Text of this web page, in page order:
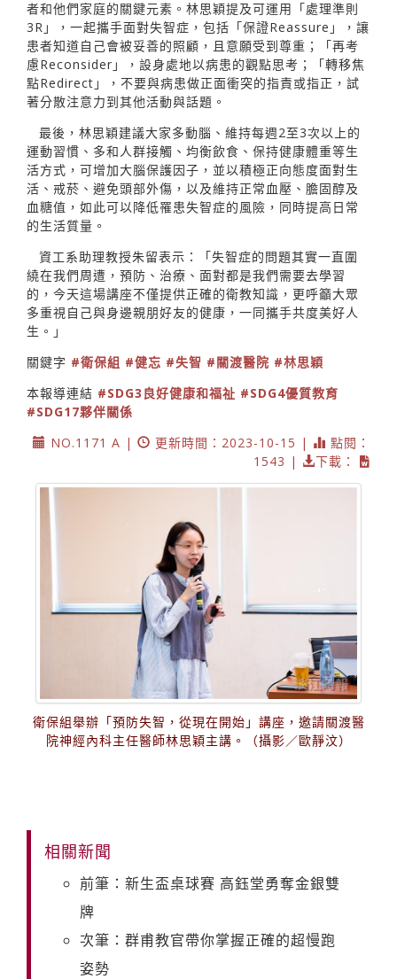
者和他們家庭的關鍵元素。林思穎提及可運用「處理準則
3R」，一起攜手面對失智症，包括「保證Reassure」，讓
患者知道自己會被妥善的照顧，且意願受到尊重；「再考
慮Reconsider」，設身處地以病患的觀點思考；「轉移焦
點Redirect」，不要與病患做正面衝突的指責或指正，試
著分散注意力到其他活動與話題。
最後，林思穎建議大家多動腦、維持每週2至3次以上的
運動習慣、多和人群接觸、均衡飲食、保持健康體重等生
活方式，可增加大腦保護因子，並以積極正向態度面對生
活、戒菸、避免頭部外傷，以及維持正常血壓、膽固醇及
血糖值，如此可以降低罹患失智症的風險，同時提高日常
的生活質量。
資工系助理教授朱留表示：「失智症的問題其實一直圍
繞在我們周遭，預防、治療、面對都是我們需要去學習
的，今天這場講座不僅提供正確的衛教知識，更呼籲大眾
多重視自己與身邊親朋好友的健康，一同攜手共度美好人
生。」
關鍵字 #衛保組 #健忘 #失智 #關渡醫院 #林思穎
本報導連結 #SDG3良好健康和福祉 #SDG4優質教育
#SDG17夥伴關係
NO.1171 A |
更新時間：2023-10-15 |
點閱：
1543 |
下載：
衛保組舉辦「預防失智，從現在開始」講座，邀請關渡醫
院神經內科主任醫師林思穎主講。（攝影／歐靜汶）
相關新聞
前筆：新生盃桌球賽 高鈺堂勇奪金銀雙
牌
次筆：群甫教官帶你掌握正確的超慢跑
姿勢